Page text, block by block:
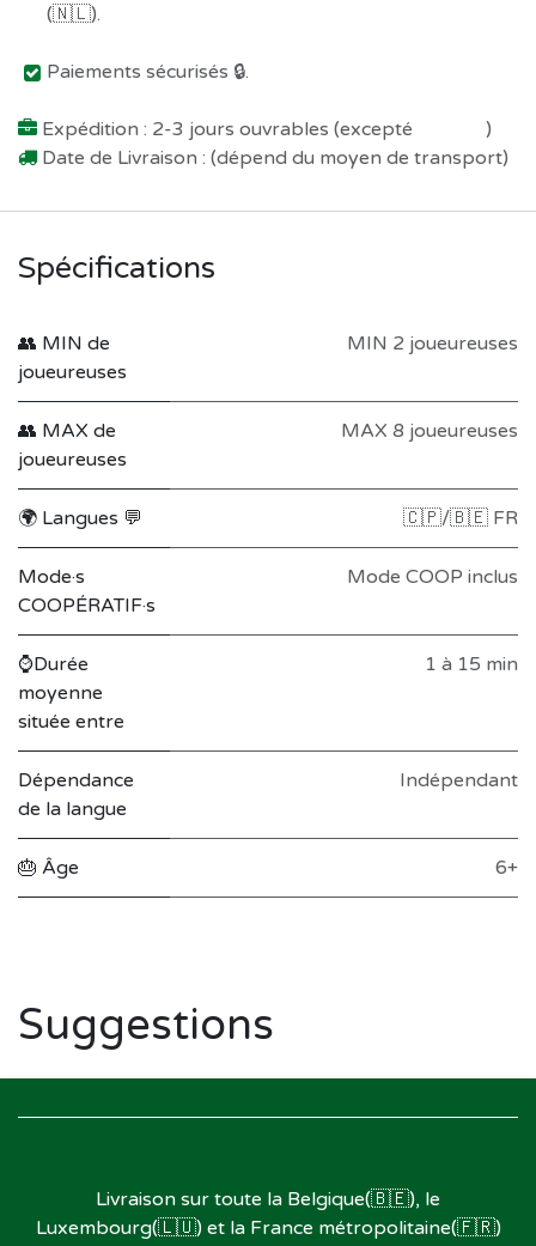
(🇳🇱).
Paiements sécurisés 🔒.
Expédition : 2-3 jours ouvrables (excepté
)
Date de Livraison : (dépend du moyen de transport)
Spécifications
👥 MIN de
joueureuses
MIN 2 joueureuses
👥 MAX de
joueureuses
MAX 8 joueureuses
🌍 Langues 💬 🇨🇵/🇧🇪 FR
Mode·s
COOPÉRATIF·s
Mode COOP inclus
⌚Durée
moyenne
située entre
1 à 15 min
Dépendance
de la langue
Indépendant
🎂 Âge 6+
Suggestions
Livraison sur toute la Belgique(🇧🇪), le
Luxembourg(🇱🇺) et la France métropolitaine(🇫🇷)